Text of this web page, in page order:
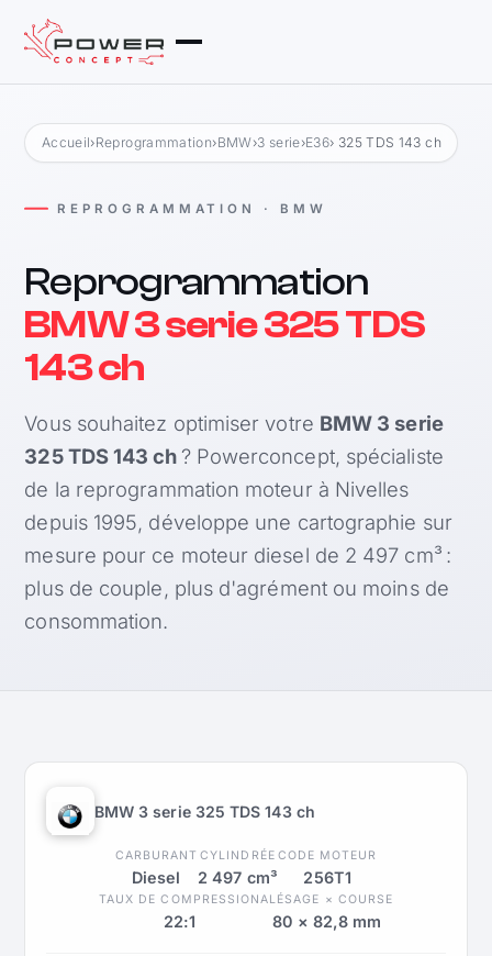
Accueil›Reprogrammation›BMW›3 serie›E36› 325 TDS 143 ch
REPROGRAMMATION · BMW
Reprogrammation
BMW 3 serie 325 TDS
143 ch
Vous souhaitez optimiser votre BMW 3 serie
325 TDS 143 ch ? Powerconcept, spécialiste
de la reprogrammation moteur à Nivelles
depuis 1995, développe une cartographie sur
mesure pour ce moteur diesel de 2 497 cm³ :
plus de couple, plus d'agrément ou moins de
consommation.
BMW 3 serie 325 TDS 143 ch
CARBURANT
Diesel
CYLINDRÉE
2 497 cm³
CODE MOTEUR
256T1
TAUX DE COMPRESSION
22:1
ALÉSAGE × COURSE
80 × 82,8 mm